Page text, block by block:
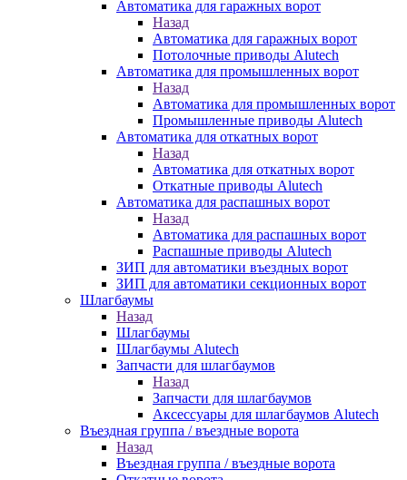
Автоматика для гаражных ворот
Назад
Автоматика для гаражных ворот
Потолочные приводы Alutech
Автоматика для промышленных ворот
Назад
Автоматика для промышленных ворот
Промышленные приводы Alutech
Автоматика для откатных ворот
Назад
Автоматика для откатных ворот
Откатные приводы Alutech
Автоматика для распашных ворот
Назад
Автоматика для распашных ворот
Распашные приводы Alutech
ЗИП для автоматики въездных ворот
ЗИП для автоматики секционных ворот
Шлагбаумы
Назад
Шлагбаумы
Шлагбаумы Alutech
Запчасти для шлагбаумов
Назад
Запчасти для шлагбаумов
Аксессуары для шлагбаумов Alutech
Въездная группа / въездные ворота
Назад
Въездная группа / въездные ворота